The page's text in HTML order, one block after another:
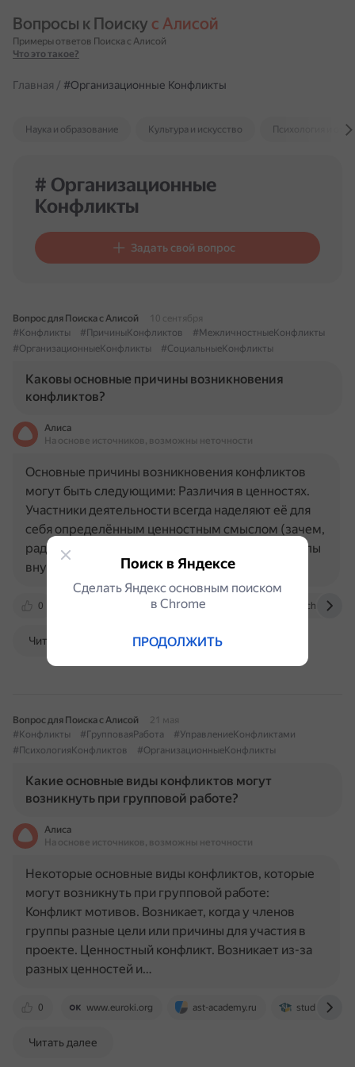
Вопросы к Поиску с Алисой
Примеры ответов Поиска с Алисой
Что это такое?
Главная / #Организационные Конфликты
Наука и образование Культура и искусство Психология и
# Организационные
Конфликты
Задать свой вопрос
Вопрос для Поиска с Алисой
10 сентября
#Конфликты
#ПричиныКонфликтов
#МежличностныеКонфликты
#ОрганизационныеКонфликты
#СоциальныеКонфликты
Каковы основные причины возникновения
конфликтов?
Алиса
На основе источников, возможны неточности
0 www.yaklass.ru spravochnick.ru
Основные причины возникновения конфликтов
могут быть следующими: Различия в ценностях.
Участники деятельности всегда наделяют её для
себя определённым ценностным смыслом (зачем,
ради чего, что главное). Различие в целях. Группы
внутри одной…
Читать далее
Вопрос для Поиска с Алисой
21 мая
#Конфликты
#ГрупповаяРабота
#УправлениеКонфликтами
#ПсихологияКонфликтов
#ОрганизационныеКонфликты
Какие основные виды конфликтов могут
возникнуть при групповой работе?
Алиса
На основе источников, возможны неточности
0 www.euroki.org ast-academy.ru studizba.com
Некоторые основные виды конфликтов, которые
могут возникнуть при групповой работе:
Конфликт мотивов. Возникает, когда у членов
группы разные цели или причины для участия в
проекте. Ценностный конфликт. Возникает из-за
разных ценностей и…
Читать далее
Поиск в Яндексе
Сделать Яндекс основным поиском
в Сhrome
ПРОДОЛЖИТЬ